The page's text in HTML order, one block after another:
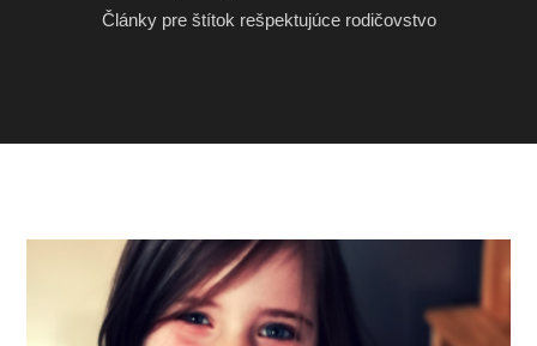
Články pre štítok rešpektujúce rodičovstvo